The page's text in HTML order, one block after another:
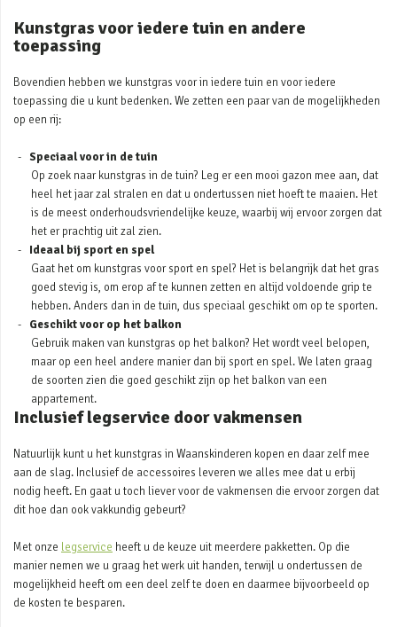
Kunstgras voor iedere tuin en andere
toepassing
Bovendien hebben we kunstgras voor in iedere tuin en voor iedere
toepassing die u kunt bedenken. We zetten een paar van de mogelijkheden
op een rij:
Speciaal voor in de tuin
Op zoek naar kunstgras in de tuin? Leg er een mooi gazon mee aan, dat
heel het jaar zal stralen en dat u ondertussen niet hoeft te maaien. Het
is de meest onderhoudsvriendelijke keuze, waarbij wij ervoor zorgen dat
het er prachtig uit zal zien.
Ideaal bij sport en spel
Gaat het om kunstgras voor sport en spel? Het is belangrijk dat het gras
goed stevig is, om erop af te kunnen zetten en altijd voldoende grip te
hebben. Anders dan in de tuin, dus speciaal geschikt om op te sporten.
Geschikt voor op het balkon
Gebruik maken van kunstgras op het balkon? Het wordt veel belopen,
maar op een heel andere manier dan bij sport en spel. We laten graag
de soorten zien die goed geschikt zijn op het balkon van een
appartement.
Inclusief legservice door vakmensen
Natuurlijk kunt u het kunstgras in Waanskinderen kopen en daar zelf mee
aan de slag. Inclusief de accessoires leveren we alles mee dat u erbij
nodig heeft. En gaat u toch liever voor de vakmensen die ervoor zorgen dat
dit hoe dan ook vakkundig gebeurt?
Met onze legservice heeft u de keuze uit meerdere pakketten. Op die
manier nemen we u graag het werk uit handen, terwijl u ondertussen de
mogelijkheid heeft om een deel zelf te doen en daarmee bijvoorbeeld op
de kosten te besparen.